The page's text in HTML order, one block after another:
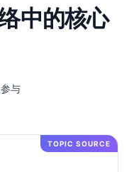
中的核心
与
TOPIC SOURCE